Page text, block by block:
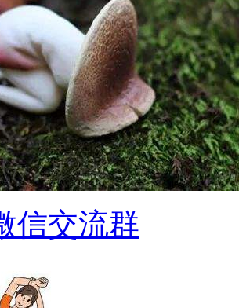
信交流群